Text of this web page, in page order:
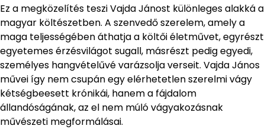
Ez a megközelítés teszi Vajda Jánost különleges alakká a
magyar költészetben. A szenvedő szerelem, amely a
maga teljességében áthatja a költői életművet, egyrészt
egyetemes érzésvilágot sugall, másrészt pedig egyedi,
személyes hangvételűvé varázsolja verseit. Vajda János
művei így nem csupán egy elérhetetlen szerelmi vágy
kétségbeesett krónikái, hanem a fájdalom
állandóságának, az el nem múló vágyakozásnak
művészeti megformálásai.